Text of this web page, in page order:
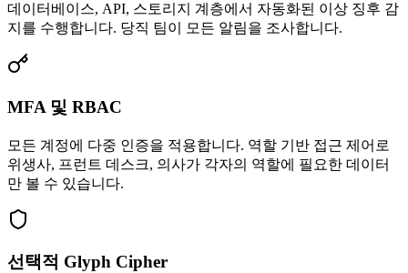
데이터베이스, API, 스토리지 계층에서 자동화된 이상 징후 감
지를 수행합니다. 당직 팀이 모든 알림을 조사합니다.
MFA 및 RBAC
모든 계정에 다중 인증을 적용합니다. 역할 기반 접근 제어로
위생사, 프런트 데스크, 의사가 각자의 역할에 필요한 데이터
만 볼 수 있습니다.
선택적 Glyph Cipher